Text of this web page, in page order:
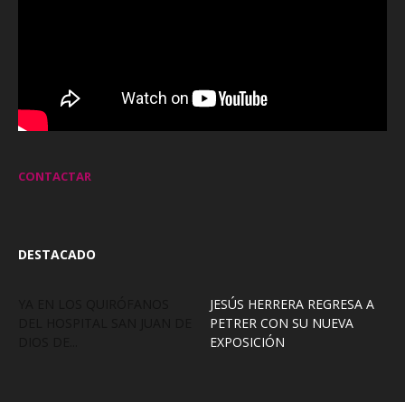
CONTACTAR
DESTACADO
JESÚS HERRERA REGRESA A
PETRER CON SU NUEVA
EXPOSICIÓN